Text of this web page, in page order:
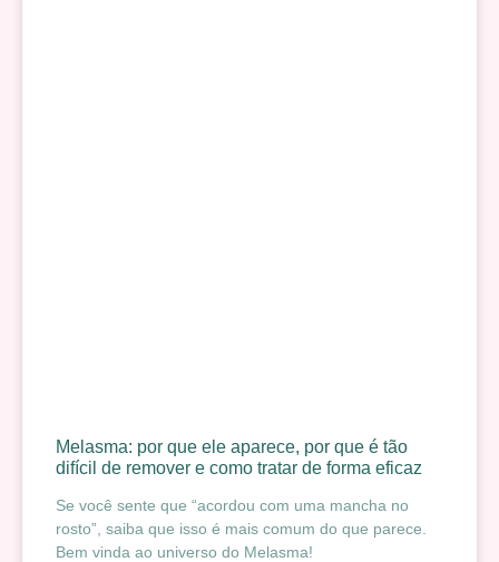
Melasma: por que ele aparece, por que é tão
difícil de remover e como tratar de forma eficaz
Se você sente que “acordou com uma mancha no
rosto”, saiba que isso é mais comum do que parece.
Bem vinda ao universo do Melasma!